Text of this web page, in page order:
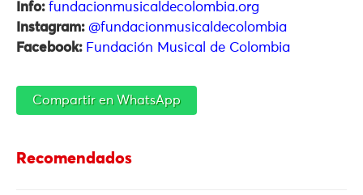
Info: fundacionmusicaldecolombia.org
Instagram: @fundacionmusicaldecolombia
Facebook: Fundación Musical de Colombia
Compartir en WhatsApp
Recomendados